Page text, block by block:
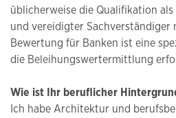
üblicherweise die Qualifikation
und vereidigter Sachverständiger
Bewertung für Banken ist eine
die Beleihungswertermittlung
Wie ist Ihr beruflicher
Ich habe Architektur und